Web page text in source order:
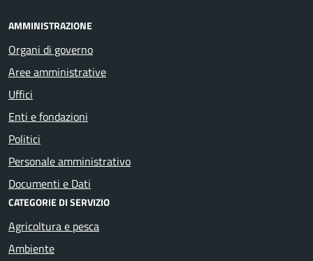
AMMINISTRAZIONE
Organi di governo
Aree amministrative
Uffici
Enti e fondazioni
Politici
Personale amministrativo
Documenti e Dati
CATEGORIE DI SERVIZIO
Agricoltura e pesca
Ambiente